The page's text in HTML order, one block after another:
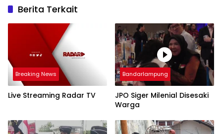
Berita Terkait
Breaking News
Live Streaming Radar TV
Bandarlampung
JPO Siger Milenial Disesaki
Warga